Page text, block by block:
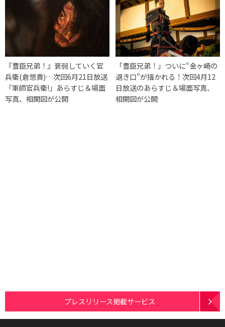
『豊臣兄弟！』衰弱していく官
兵衛(倉悠貴)…次回6月21日放送
「軍師官兵衛!」あらすじ＆場面
写真、相関図が公開
「豊臣兄弟！」ついに“金ヶ崎の
退き口”が描かれる！次回4月12
日放送のあらすじ＆場面写真、
相関図が公開
プレスリリース掲載サービス